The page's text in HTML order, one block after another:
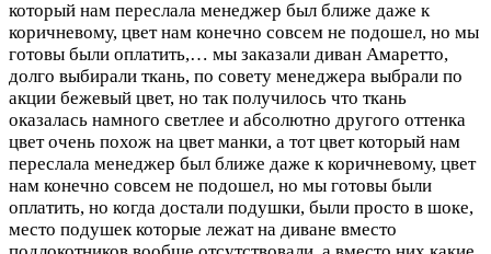
который нам переслала менеджер был ближе даже к
коричневому, цвет нам конечно совсем не подошел, но мы
готовы были оплатить,… мы заказали диван Амаретто,
долго выбирали ткань, по совету менеджера выбрали по
акции бежевый цвет, но так получилось что ткань
оказалась намного светлее и абсолютно другого оттенка
цвет очень похож на цвет манки, а тот цвет который нам
переслала менеджер был ближе даже к коричневому, цвет
нам конечно совсем не подошел, но мы готовы были
оплатить, но когда достали подушки, были просто в шоке,
место подушек которые лежат на диване вместо